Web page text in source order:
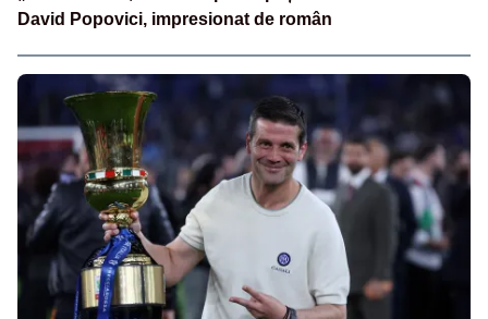
David Popovici, impresionat de român